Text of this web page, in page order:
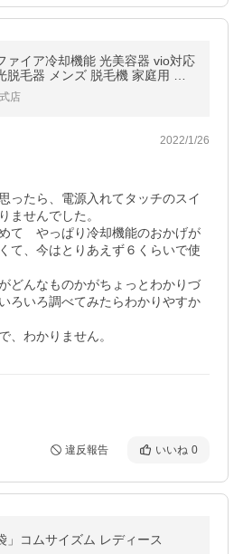
ァイア冷却機能 光美容器 vio対応
脱毛器 メンズ 脱毛機 家庭用 レ
身 ムダ毛処理 ヒゲ フラッシュ
店
2022/1/26
ったら、電源入れてタッチのスイ
ませんでした。
て　やっぱり冷却機能のおかげが
て、今はとりあえず６くらいで使
どんなものかがちょっとわかりづ
ろいろ調べてみたらわかりやすか
、わかりません。
違反報告 いいね 0
」コムサイズム レディース